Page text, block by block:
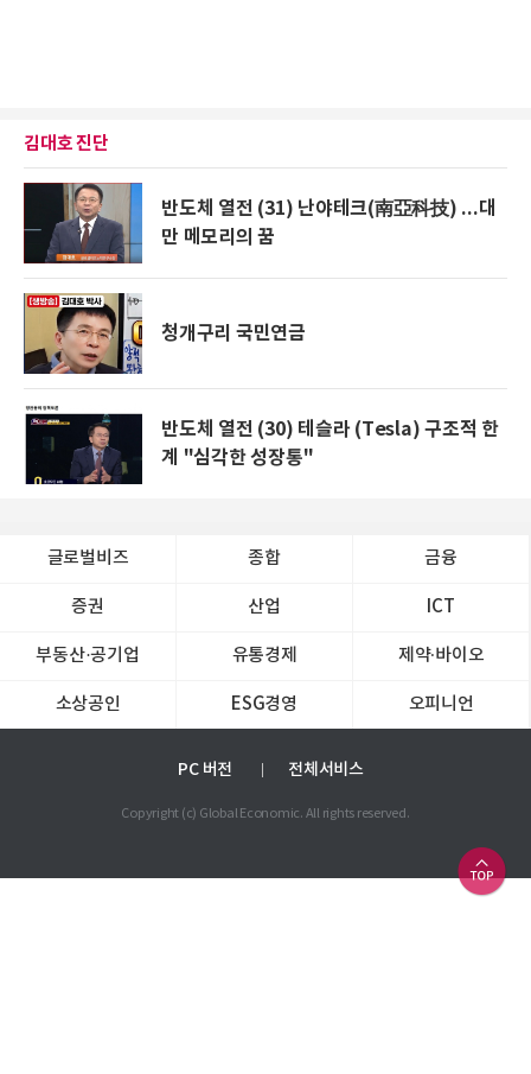
김대호 진단
반도체 열전 (31) 난야테크(南亞科技) ...대
만 메모리의 꿈
청개구리 국민연금
반도체 열전 (30) 테슬라 (Tesla) 구조적 한
계 "심각한 성장통"
글로벌비즈 종합 금융
증권 산업 ICT
부동산·공기업 유통경제 제약∙바이오
소상공인 ESG경영 오피니언
PC 버전 전체서비스
Copyright (c) Global Economic. All rights reserved.